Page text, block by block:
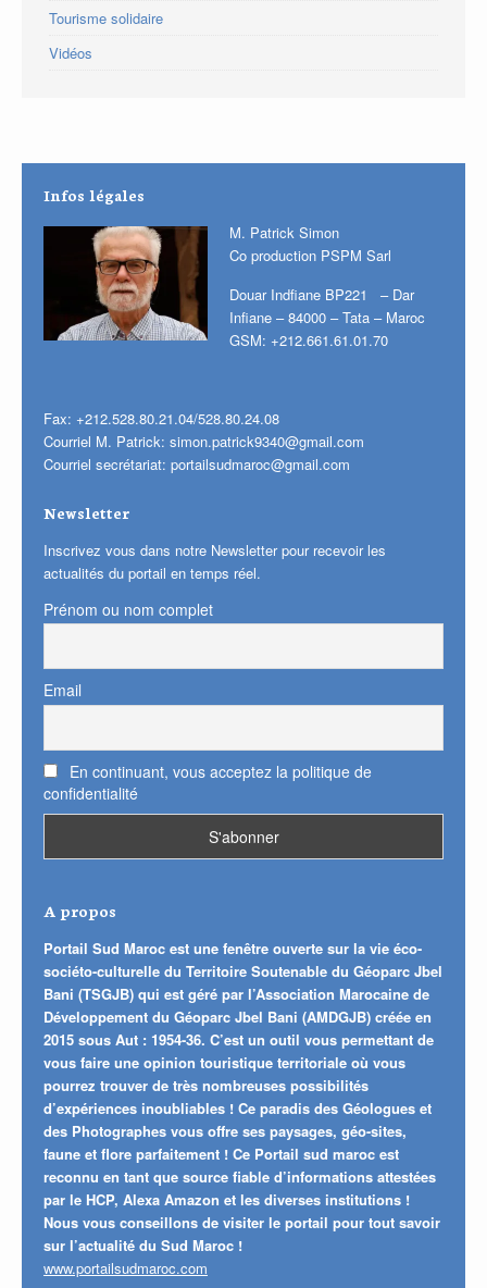
Tourisme solidaire
Vidéos
Infos légales
M. Patrick Simon
Co production PSPM Sarl
Douar Indfiane BP221 – Dar
Infiane – 84000 – Tata – Maroc
GSM: +212.661.61.01.70
Fax: +212.528.80.21.04/528.80.24.08
Courriel M. Patrick: simon.patrick9340@gmail.com
Courriel secrétariat: portailsudmaroc@gmail.com
Newsletter
Inscrivez vous dans notre Newsletter pour recevoir les
actualités du portail en temps réel.
Prénom ou nom complet
Email
En continuant, vous acceptez la politique de
confidentialité
A propos
Portail Sud Maroc est une fenêtre ouverte sur la vie éco-
sociéto-culturelle du Territoire Soutenable du Géoparc Jbel
Bani (TSGJB) qui est géré par l’Association Marocaine de
Développement du Géoparc Jbel Bani (AMDGJB) créée en
2015 sous Aut : 1954-36. C’est un outil vous permettant de
vous faire une opinion touristique territoriale où vous
pourrez trouver de très nombreuses possibilités
d’expériences inoubliables ! Ce paradis des Géologues et
des Photographes vous offre ses paysages, géo-sites,
faune et flore parfaitement ! Ce Portail sud maroc est
reconnu en tant que source fiable d’informations attestées
par le HCP, Alexa Amazon et les diverses institutions !
Nous vous conseillons de visiter le portail pour tout savoir
sur l’actualité du Sud Maroc !
www.portailsudmaroc.com